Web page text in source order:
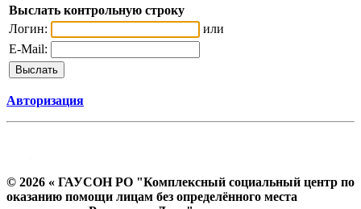
Выслать контрольную строку
Логин:
или
E-Mail:
Авторизация
© 2026 « ГАУСОН РО "Комплексный социальный центр по
оказанию помощи лицам без определённого места